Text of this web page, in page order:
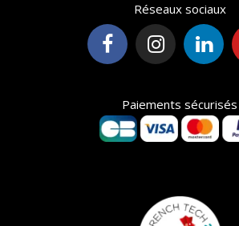
Réseaux sociaux
Paiements sécurisés